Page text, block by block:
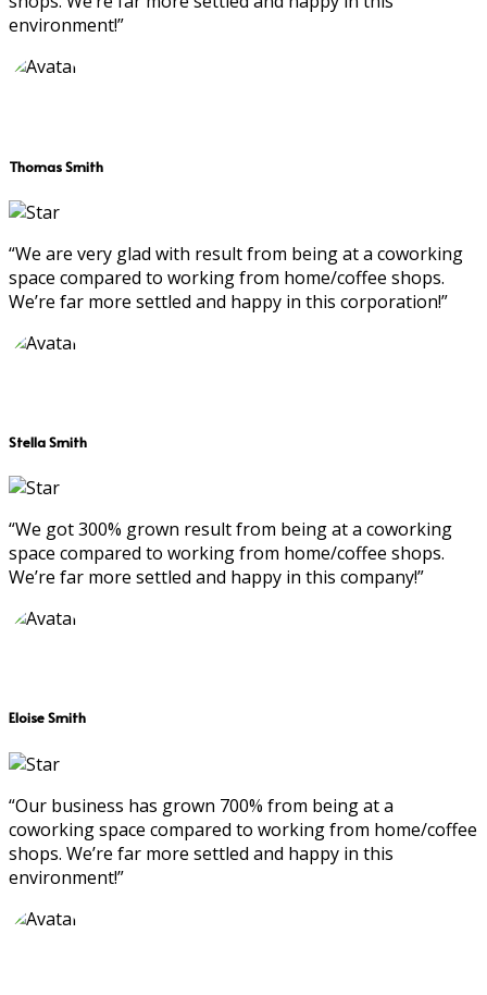
environment!”
Thomas Smith
“We are very glad with result from being at a coworking
space compared to working from home/coffee shops.
We’re far more settled and happy in this corporation!”
Stella Smith
“We got 300% grown result from being at a coworking
space compared to working from home/coffee shops.
We’re far more settled and happy in this company!”
Eloise Smith
“Our business has grown 700% from being at a
coworking space compared to working from home/coffee
shops. We’re far more settled and happy in this
environment!”